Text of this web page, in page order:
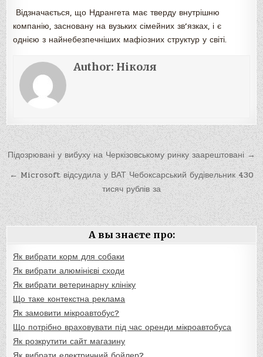
Відзначається, що Ндрангета має тверду внутрішню
компанію, засновану на вузьких сімейних зв’язках, і є
однією з найнебезпечніших мафіозних структур у світі.
Author: Ніколя
Навигация
по
записям
Підозрювані у вибуху на Черкізовському ринку заарештовані →
← Microsoft відсудила у ВАТ Чебоксарський будівельник 430
тисяч рублів за
А вы знаєте про:
Як вибрати корм для собаки
Як вибрати алюмінієві сходи
Як вибрати ветеринарну клініку
Що таке контекстна реклама
Як замовити мікроавтобус?
Що потрібно враховувати під час оренди мікроавтобуса
Як розкрутити сайт магазину